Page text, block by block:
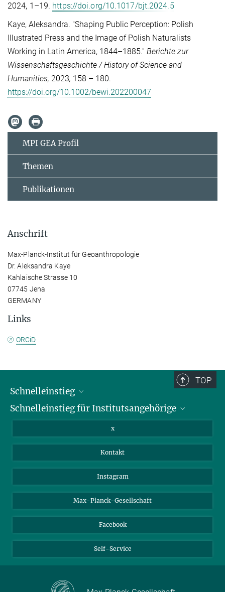
2024, 1–19. https://doi.org/10.1017/bjt.2024.5
Kaye, Aleksandra. "Shaping Public Perception: Polish
Illustrated Press and the Image of Polish Naturalists
Working in Latin America, 1844–1885." Berichte zur
Wissenschaftsgeschichte / History of Science and
Humanities, 2023, 158 – 180.
https://doi.org/10.1002/bewi.202200047
MPI GEA Profil
Themen
Publikationen
Anschrift
Max-Planck-Institut für Geoanthropologie
Dr. Aleksandra Kaye
Kahlaische Strasse 10
07745 Jena
GERMANY
Links
ORCiD
TOP
Schnelleinstieg
Bibliothek
Schnelleinstieg für Institutsangehörige
Nextcloud
x
Kontakt
Instagram
Max-Planck-Gesellschaft
Facebook
Self-Service